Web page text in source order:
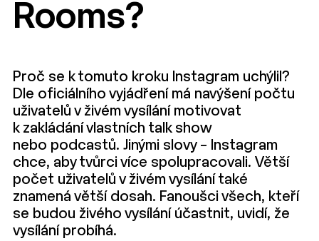
Rooms?
Proč se k tomuto kroku Instagram uchýlil?
Dle oficiálního vyjádření má navýšení počtu
uživatelů v živém vysílání motivovat
k zakládání vlastních talk show
nebo podcastů. Jinými slovy – Instagram
chce, aby tvůrci více spolupracovali. Větší
počet uživatelů v živém vysílání také
znamená větší dosah. Fanoušci všech, kteří
se budou živého vysílání účastnit, uvidí, že
vysílání probíhá.